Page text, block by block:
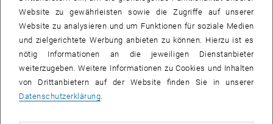
Austausch elementar.
DieVeranstaltungsreihe "Blickpunkt Forschung"wird seit 2015
jedes Jahr im Herbst in Zusammenarbeit zwischen
Wirtschaftskammer Wien und TU Wien(Fachbereiche
"Forschungskoordination" und "Förderberatung und
Wirtschaftskooperationen") veranstaltet.
Die Reihe nimmt sichaktuellen und interdisziplinären Themen
Website zu gewährleisten sowie die Zugriffe auf unserer
Website zu analysieren und um Funktionen für soziale Medien
und zielgerichtete Werbung anbieten zu können. Hierzu ist es
nötig Informationen an die jeweiligen Dienstanbieter
weiterzugeben. Weitere Informationen zu Cookies und Inhalten
von Drittanbietern auf der Website finden Sie in unserer
Datenschutzerklärung